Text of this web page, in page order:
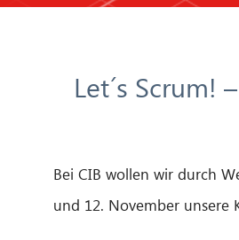
Let´s
Bei CIB wollen wir durch
und 12. November unsere